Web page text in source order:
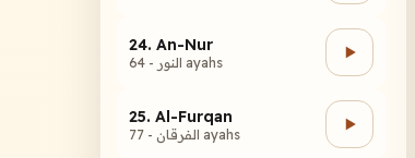
24. An-Nur
النور - 64 ayahs
25. Al-Furqan
الفرقان - 77 ayahs